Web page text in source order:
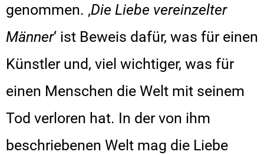
genommen. ‚Die Liebe vereinzelter
Männer‘ ist Beweis dafür, was für einen
Künstler und, viel wichtiger, was für
einen Menschen die Welt mit seinem
Tod verloren hat. In der von ihm
beschriebenen Welt mag die Liebe